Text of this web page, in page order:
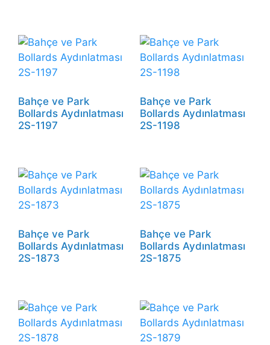
Bahçe ve Park
Bollards Aydınlatması
2S-1197
Bahçe ve Park
Bollards Aydınlatması
2S-1198
Bahçe ve Park
Bollards Aydınlatması
2S-1873
Bahçe ve Park
Bollards Aydınlatması
2S-1875